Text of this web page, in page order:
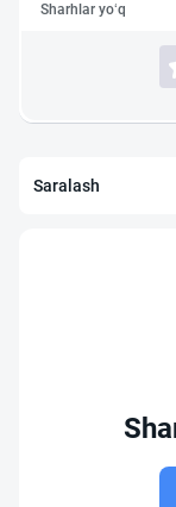
Sharhlar yo‘q
Saralash